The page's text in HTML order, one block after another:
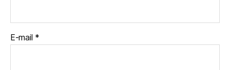
E-mail *